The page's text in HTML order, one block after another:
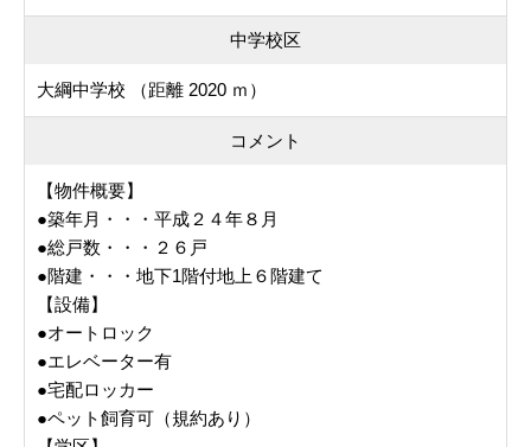
中学校区
大綱中学校 （距離 2020 ｍ）
コメント
【物件概要】
●築年月・・・平成２４年８月
●総戸数・・・２６戸
●階建・・・地下1階付地上６階建て
【設備】
●オートロック
●エレベーター有
●宅配ロッカー
●ペット飼育可（規約あり）